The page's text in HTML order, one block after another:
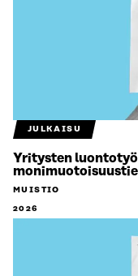
JULKAISU
Yritysten
MUISTIO
2026